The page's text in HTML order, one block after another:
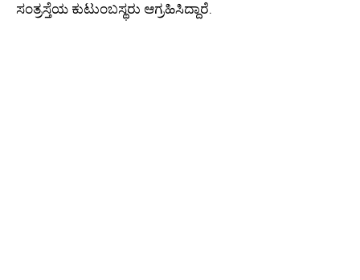
ಸಂತ್ರಸ್ತೆಯ ಕುಟುಂಬಸ್ಥರು ಆಗ್ರಹಿಸಿದ್ದಾರೆ.